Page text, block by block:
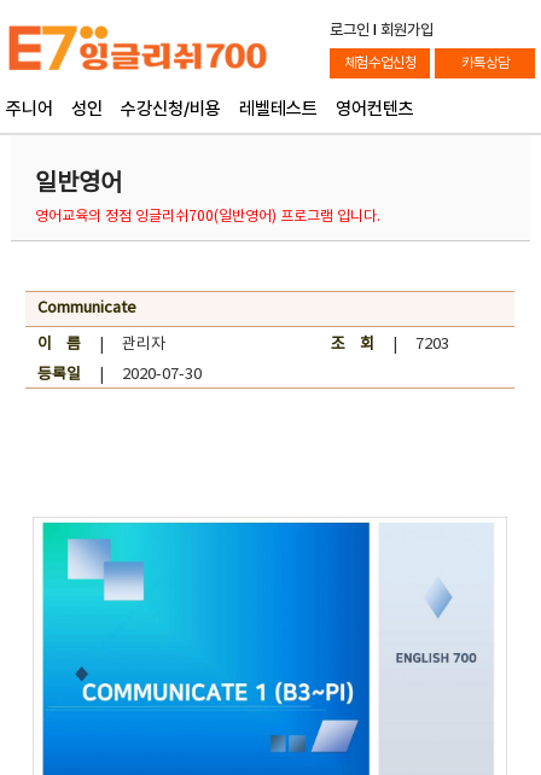
로그인 l 회원가입
체험수업신청 카톡상담
주니어 성인 수강신청/비용 레벨테스트 영어컨텐츠
일반영어
영어교육의 정점 잉글리쉬700(일반영어) 프로그램 입니다.
Communicate
이 름| 관리자 조 회
| 7203
등록일| 2020-07-30